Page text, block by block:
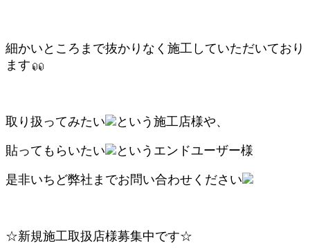
細かいところまで抜かりなく施工していただいており
ます
取り扱ってみたい
という施工店様や、
貼ってもらいたい
というエンドユーザー様
是非いちど弊社までお問い合わせください
☆新規施工取扱店様募集中です☆